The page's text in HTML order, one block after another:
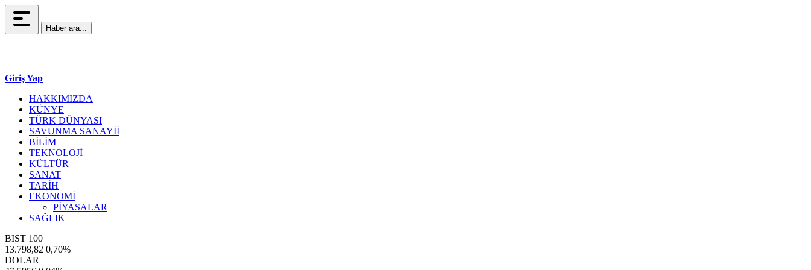
Haber ara...
Giriş Yap
HAKKIMIZDA
KÜNYE
TÜRK DÜNYASI
SAVUNMA SANAYİİ
BİLİM
TEKNOLOJİ
KÜLTÜR
SANAT
TARİH
EKONOMİ
PİYASALAR
SAĞLIK
BIST 100
13.798,82 0,70%
DOLAR